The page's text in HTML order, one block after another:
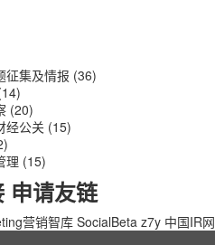
征集及情报 (36)
(20)
经公关 (15)
理 (15)
申请友链
营销智库 SocialBeta z7y 中国IR网